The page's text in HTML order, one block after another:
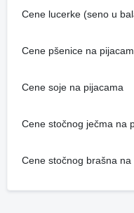
Cene lucerke (seno u
Cene pšenice na
Cene soje na pijacama
Cene stočnog ječma na
Cene stočnog brašna na